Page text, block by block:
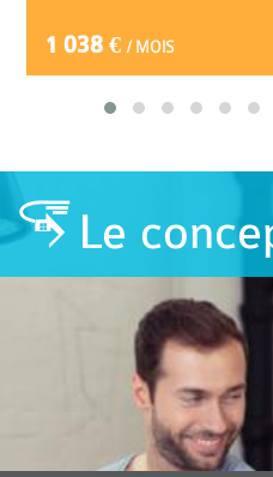
1 038 € / MOIS
Le